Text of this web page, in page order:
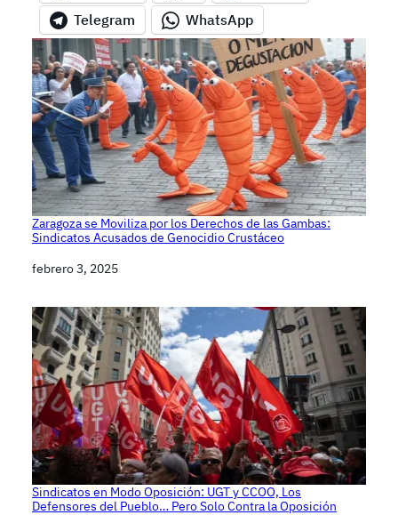
Telegram
WhatsApp
Zaragoza se Moviliza por los Derechos de las Gambas:
Sindicatos Acusados de Genocidio Crustáceo
Fecha
febrero 3, 2025
Sindicatos en Modo Oposición: UGT y CCOO, Los
Defensores del Pueblo… Pero Solo Contra la Oposición